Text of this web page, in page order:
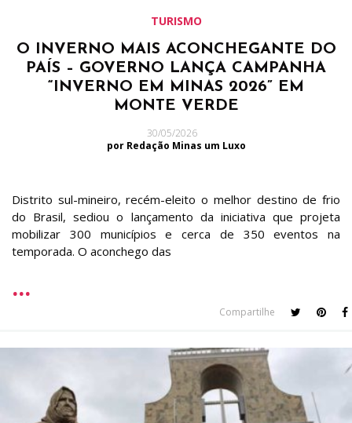
TURISMO
O INVERNO MAIS ACONCHEGANTE DO
PAÍS – GOVERNO LANÇA CAMPANHA
“INVERNO EM MINAS 2026” EM
MONTE VERDE
30/05/2026
por Redação Minas um Luxo
Distrito sul-mineiro, recém-eleito o melhor destino de frio
do Brasil, sediou o lançamento da iniciativa que projeta
mobilizar 300 municípios e cerca de 350 eventos na
temporada. O aconchego das
Compartilhe